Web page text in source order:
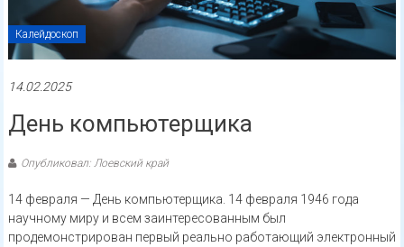
Калейдоскоп
14.02.2025
День компьютерщика
Опубликовал: Лоевский край
14 февраля — День компьютерщика. 14 февраля 1946 года
научному миру и всем заинтересованным был
продемонстрирован первый реально работающий электронный